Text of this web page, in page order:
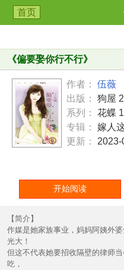
首页
《偏要娶你行不行》
作者：
伍薇
出版：
狗屋
系列：
花蝶
专辑：
嫁人
更新：
2023-
开始阅读
【简介】
作媒是她家族事业，妈妈阿姨外
光大！
但这不代表她要招收隔壁的律师
吃，